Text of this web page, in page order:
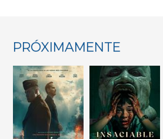
PRÓXIMAMENTE